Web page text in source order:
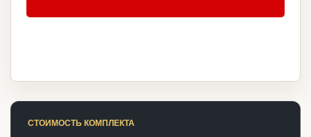
СТОИМОСТЬ КОМПЛЕКТА